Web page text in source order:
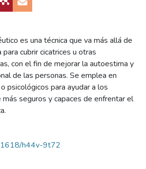
es una técnica que va más allá de
cubrir cicatrices u otras
con el fin de mejorar la autoestima y
de las personas. Se emplea en
psicológicos para ayudar a los
seguros y capaces de enfrentar el
h44v-9t72